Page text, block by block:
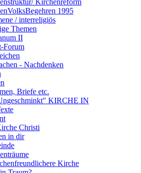
Kirchenreform
1995
/ interreligiös
Themen
II
Forum
- Nachdenken
Briefe etc.
KIRCHE IN
Christi
in dir
Kirche